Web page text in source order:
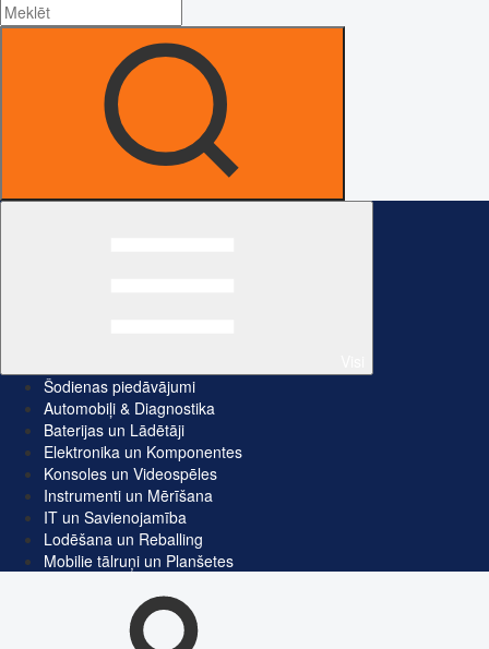
Šodienas piedāvājumi
Automobiļi & Diagnostika
Baterijas un Lādētāji
Elektronika un Komponentes
Konsoles un Videospēles
Instrumenti un Mērīšana
IT un Savienojamība
Lodēšana un Reballing
Mobilie tālruņi un Planšetes